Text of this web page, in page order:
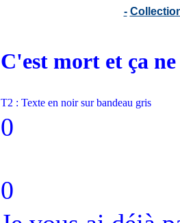
-
C'est mort et ça
T2 : Texte en noir sur bandeau gris
0
0